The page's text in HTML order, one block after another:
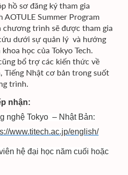
hồ sơ đăng ký tham gia
AOTULE Summer Program
chương trình sẽ được tham gia
dưới sự quản lý và hướng
học của Tokyo Tech.
bổ trợ các kiến thức về
Tiếng Nhật cơ bản trong suốt
trình.
nhận:
nghệ Tokyo – Nhật Bản:
www.titech.ac.jp/english/
hệ đại học năm cuối hoặc